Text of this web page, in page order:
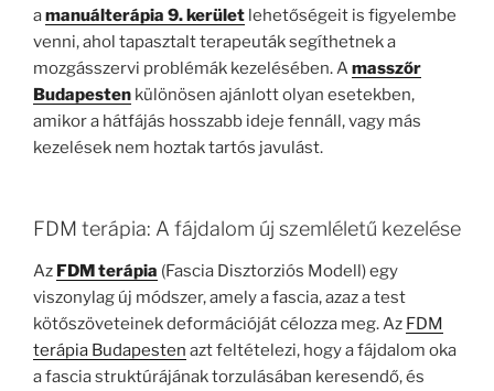
amanuálterápia 9. kerület lehetőségeit is figyelembe
venni, ahol tapasztalt terapeuták segíthetnek a
mozgásszervi problémák kezelésében. Amasszőr
Budapesten különösen ajánlott olyan esetekben,
amikor a hátfájás hosszabb ideje fennáll, vagy más
kezelések nem hoztak tartós javulást.
FDM terápia: A fájdalom új szemléletű kezelése
Az FDM terápia (Fascia Disztorziós Modell) egy
viszonylag új módszer, amely a fascia, azaz a test
kötőszöveteinek deformációját célozza meg. Az FDM
terápia Budapesten azt feltételezi, hogy a fájdalom oka
a fascia struktúrájának torzulásában keresendő, és